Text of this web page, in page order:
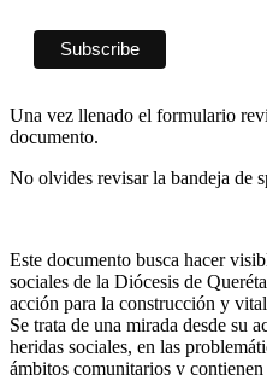
Una vez llenado el formulario
documento.
No olvides revisar la bandeja de
Este documento busca hacer
sociales de la Diócesis de
acción para la construcción y
Se trata de una mirada desde su
heridas sociales, en las
ámbitos comunitarios y contienen